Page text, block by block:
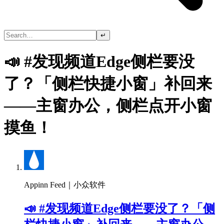
↵
📣 #发现频道Edge侧栏要没
了？「侧栏快捷小窗」补回来
——主窗办公，侧栏点开小窗
摸鱼！
Appinn Feed｜小众软件
📣 #发现频道Edge侧栏要没了？「侧